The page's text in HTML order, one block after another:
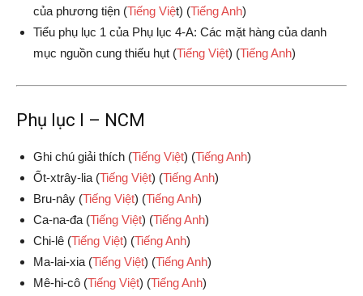
của phương tiện (Tiếng Việt) (Tiếng Anh)
Tiểu phụ lục 1 của Phụ lục 4-A: Các mặt hàng của danh
mục nguồn cung thiếu hụt (Tiếng Việt) (Tiếng Anh)
Phụ lục I – NCM
Ghi chú giải thích (Tiếng Việt) (Tiếng Anh)
Ốt-xtrây-lia (Tiếng Việt) (Tiếng Anh)
Bru-nây (Tiếng Việt) (Tiếng Anh)
Ca-na-đa (Tiếng Việt) (Tiếng Anh)
Chi-lê (Tiếng Việt) (Tiếng Anh)
Ma-lai-xia (Tiếng Việt) (Tiếng Anh)
Mê-hi-cô (Tiếng Việt) (Tiếng Anh)